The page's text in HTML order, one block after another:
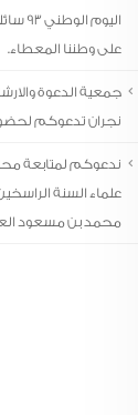
اليوم
على وطننا المعطاء.
جمعية الدعوة
نجران تدعوكم
ندعوكم لمتابعة
علماء السنة
محمد بن مسعود